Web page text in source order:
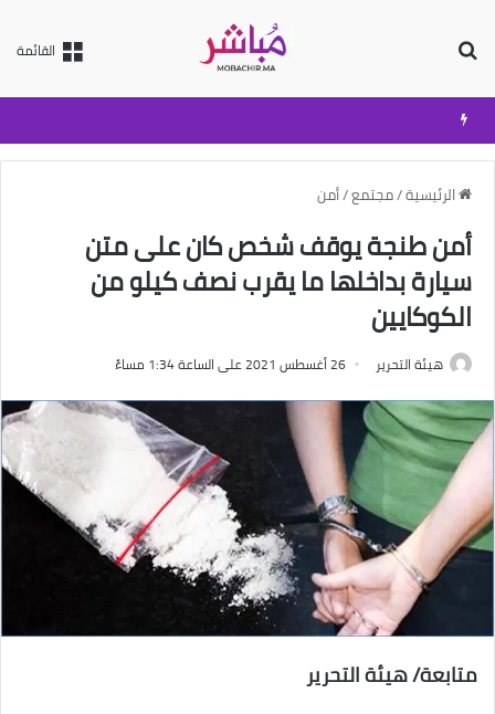
القائمة
الرئيسية/مجتمع/أمن
أمن طنجة يوقف شخص كان على متن
سيارة بداخلها ما يقرب نصف كيلو من
الكوكايين
هيئة التحرير 26 أغسطس 2021 على الساعة 1:34 مساءً
متابعة/ هيئة التحرير